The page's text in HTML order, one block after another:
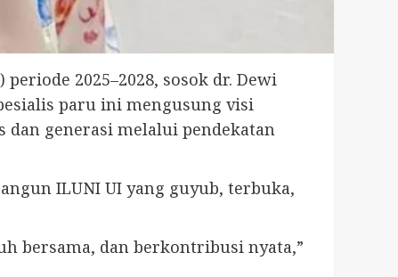
2025–2028, sosok dr. Dewi
paru ini mengusung visi
generasi melalui pendekatan
ILUNI UI yang guyub, terbuka,
bersama, dan berkontribusi nyata,”